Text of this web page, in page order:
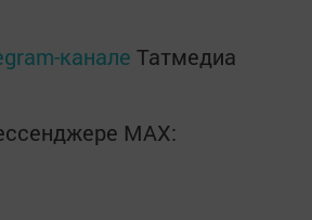
канале Татмедиа
MАХ: